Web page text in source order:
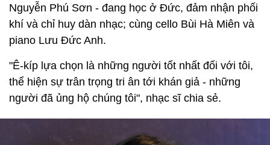
Nguyễn Phú Sơn - đang học ở Đức, đảm nhận phối
khí và chỉ huy dàn nhạc; cùng cello Bùi Hà Miên và
piano Lưu Đức Anh.
"Ê-kíp lựa chọn là những người tốt nhất đối với tôi,
thể hiện sự trân trọng tri ân tới khán giả - những
người đã ủng hộ chúng tôi", nhạc sĩ chia sẻ.